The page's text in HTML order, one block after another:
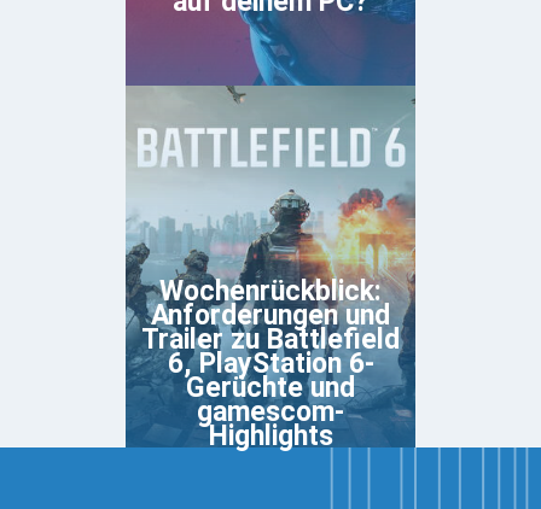
Wochenrückblick:
Anforderungen und
Trailer zu Battlefield
6, PlayStation 6-
Gerüchte und
gamescom-
Highlights